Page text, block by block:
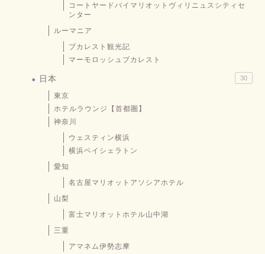
コートヤードバイマリオットヴィリニュスシティセ
ンター
ルーマニア
ブカレスト観光記
マーモロッシュブカレスト
日本 30
東京
ホテルラウンジ【首都圏】
神奈川
ウェスティン横浜
横浜ベイシェラトン
愛知
名古屋マリオットアソシアホテル
山梨
富士マリオットホテル山中湖
三重
アマネム伊勢志摩